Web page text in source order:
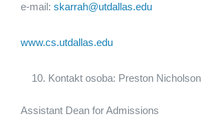
e-mail: skarrah@utdallas.edu
www.cs.utdallas.edu
Kontakt osoba: Preston Nicholson
Assistant Dean for Admissions